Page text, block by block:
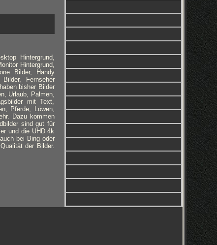
Hintergrund,
Hintergrund,
Bilder, Handy
Fernseher
bisher Bilder
Urlaub, Palmen,
mit Text,
Pferde, Löwen,
Dazu kommen
sind gut für
und die UHD 4k
bei Bing oder
der Bilder.